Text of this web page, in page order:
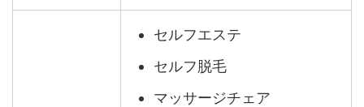
セルフエステ
セルフ脱毛
マッサージチェア